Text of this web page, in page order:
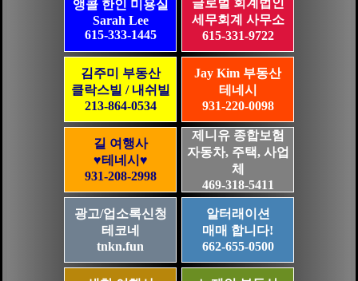
앵콜 한인 미용실
Sarah Lee
615-333-1445
글로벌 회계법인
세무회계 사무소
615-331-9722
김주미 부동산
클락스빌 / 내쉬빌
213-864-0534
Jay Kim 부동산
테네시
931-220-0098
길 여행사
♥테네시♥
931-208-2998
제니유 종합보험
자동차, 주택, 사업
체
469-318-5411
광고/업소록신청
테코네
tnkn.fun
알터래이션
매매 합니다!
662-655-0500